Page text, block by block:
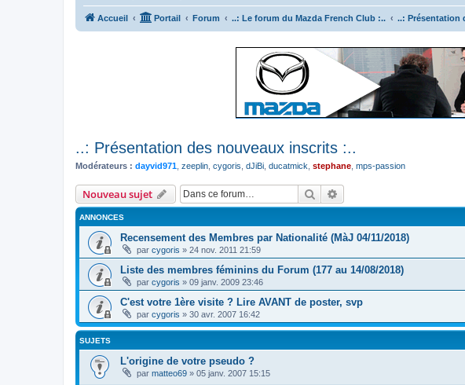
Accueil Portail Forum ..: Le forum du Mazda French Club :.. ..: Présentation
..: Présentation des nouveaux inscrits :..
Modérateurs : dayvid971 zeeplin cygoris dJiBi ducatmick stephane mps-passion
Nouveau sujet Rechercher
ANNONCES
Recensement des Membres par Nationalité (MàJ 04/11/2018)
par cygoris » 24 nov. 2011 21:59
Liste des membres féminins du Forum (177 au 14/08/2018)
par cygoris » 09 janv. 2009 23:46
C'est votre 1ère visite ? Lire AVANT de poster, svp
par cygoris » 30 avr. 2007 16:42
SUJETS
L'origine de votre pseudo ?
par matteo69 » 05 janv. 2007 15:15